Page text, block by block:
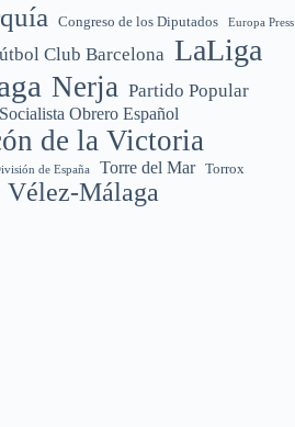
Congreso de los Diputados Europa Press
Club Barcelona LaLiga
Nerja Partido Popular
Obrero Español
de la Victoria
de España Torre del Mar Torrox
Vélez-Málaga